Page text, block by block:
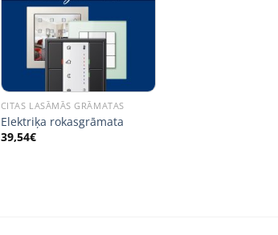
CITAS LASĀMĀS GRĀMATAS
Elektriķa rokasgrāmata
39,54€